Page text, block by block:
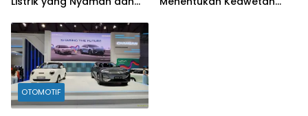
OTOMOTIF